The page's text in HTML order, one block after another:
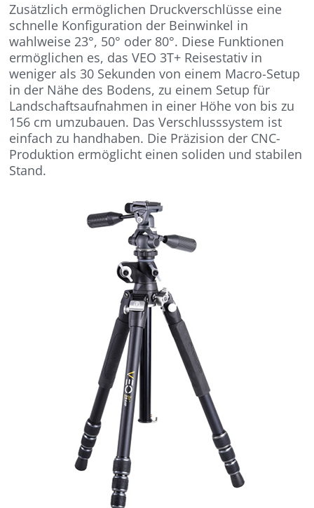
Zusätzlich ermöglichen Druckverschlüsse eine
schnelle Konfiguration der Beinwinkel in
wahlweise 23°, 50° oder 80°. Diese Funktionen
ermöglichen es, das VEO 3T+ Reisestativ in
weniger als 30 Sekunden von einem Macro-Setup
in der Nähe des Bodens, zu einem Setup für
Landschaftsaufnahmen in einer Höhe von bis zu
156 cm umzubauen. Das Verschlusssystem ist
einfach zu handhaben. Die Präzision der CNC-
Produktion ermöglicht einen soliden und stabilen
Stand.